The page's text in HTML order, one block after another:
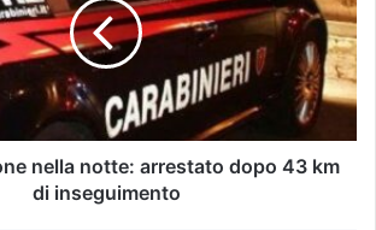
nella notte: arrestato dopo 43 km
di inseguimento